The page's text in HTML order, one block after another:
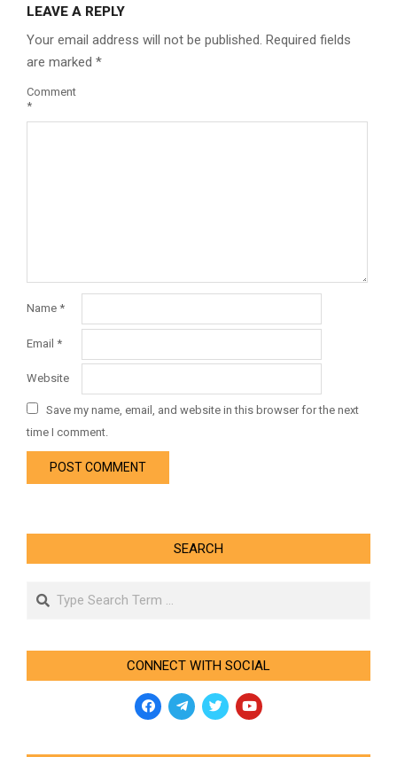
LEAVE A REPLY
Your email address will not be published. Required fields
are marked *
Comment
*
Name *
Email *
Website
Save my name, email, and website in this browser for the next
time I comment.
SEARCH
Search
CONNECT WITH SOCIAL